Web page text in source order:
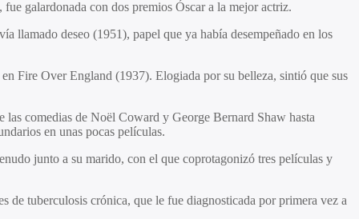
galardonada con dos premios Óscar a la mejor actriz.
llamado deseo (1951), papel que ya había desempeñado en los
Fire Over England (1937). Elogiada por su belleza, sintió que sus
las comedias de Noël Coward y George Bernard Shaw hasta
en unas pocas películas.
junto a su marido, con el que coprotagonizó tres películas y
de tuberculosis crónica, que le fue diagnosticada por primera vez a